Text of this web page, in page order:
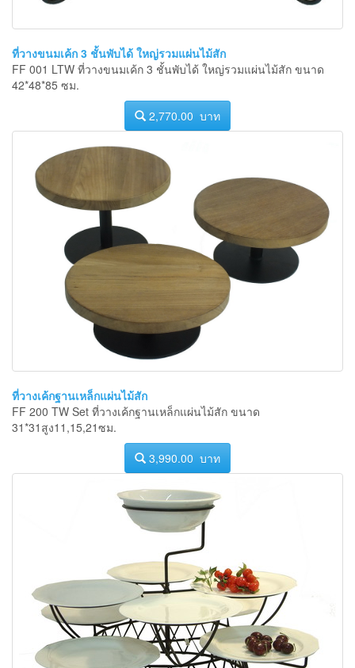
ที่วางขนมเค้ก 3 ชั้นพับได้ ใหญ่รวมแผ่นไม้สัก
FF 001 LTW ที่วางขนมเค้ก 3 ชั้นพับได้ ใหญ่รวมแผ่นไม้สัก ขนาด
42*48*85 ซม.
2,770.00 บาท
ที่วางเค้กฐานเหล็กแผ่นไม้สัก
FF 200 TW Set ที่วางเค้กฐานเหล็กแผ่นไม้สัก ขนาด
31*31สูง11,15,21ซม.
3,990.00 บาท